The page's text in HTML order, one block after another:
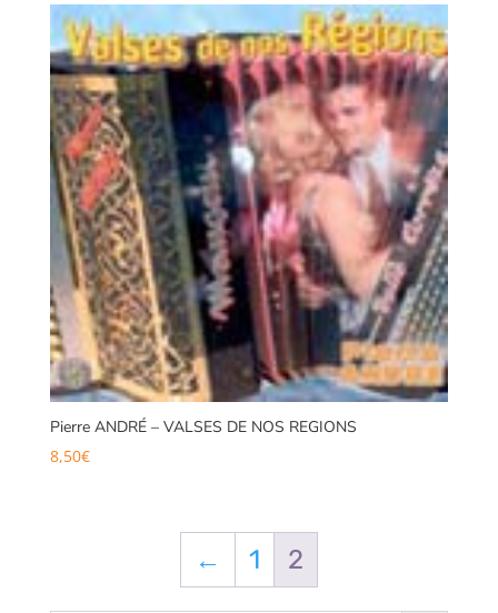
Pierre ANDRÉ – VALSES DE NOS REGIONS
8,50€
← 1 2